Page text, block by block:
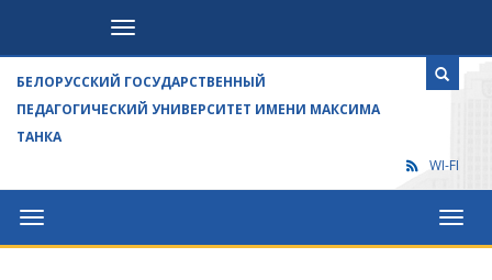
Посетителям
БЕЛОРУССКИЙ ГОСУДАРСТВЕННЫЙ
ПЕДАГОГИЧЕСКИЙ УНИВЕРСИТЕТ ИМЕНИ МАКСИМА
ТАНКА
WI-FI
Университет